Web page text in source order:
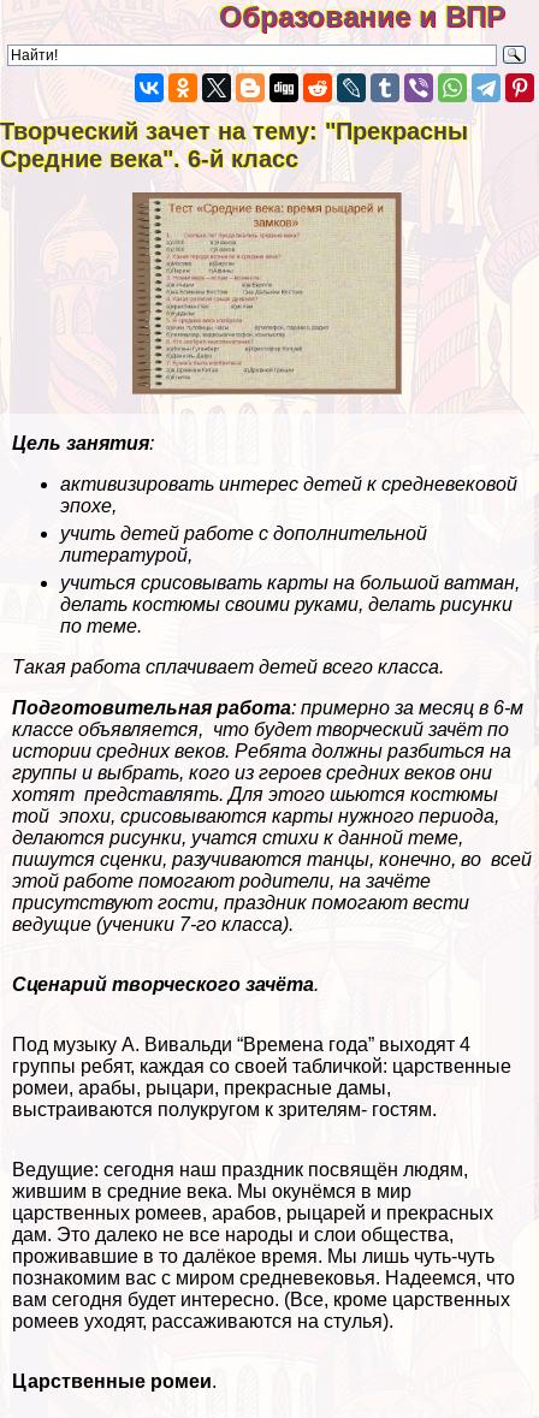
Образование и ВПР
Творческий зачет на тему: "Прекрасны
Средние века". 6-й класс
Цель занятия:
активизировать интерес детей к средневековой
эпохе,
учить детей работе с дополнительной
литературой,
учиться срисовывать карты на большой ватман,
делать костюмы своими руками, делать рисунки
по теме.
Такая работа сплачивает детей всего класса.
Подготовительная работа: примерно за месяц в 6-м
классе объявляется, что будет творческий зачёт по
истории средних веков. Ребята должны разбиться на
группы и выбрать, кого из героев средних веков они
хотят представлять. Для этого шьются костюмы
той эпохи, срисовываются карты нужного периода,
делаются рисунки, учатся стихи к данной теме,
пишутся сценки, разучиваются танцы, конечно, во всей
этой работе помогают родители, на зачёте
присутствуют гости, праздник помогают вести
ведущие (ученики 7-го класса).
Сценарий творческого зачёта.
Под музыку А. Вивальди “Времена года” выходят 4
группы ребят, каждая со своей табличкой: царственные
ромеи, аpaбы, рыцари, прекрасные дамы,
выстраиваются полукругом к зрителям- гостям.
Ведущие: сегодня наш праздник посвящён людям,
жившим в средние века. Мы окунёмся в мир
царственных ромеев, арабов, рыцарей и прекрасных
дам. Это далеко не все народы и слои общества,
проживавшие в то далёкое время. Мы лишь чуть-чуть
познакомим вас с миром средневековья. Надеемся, что
вам сегодня будет интересно. (Все, кроме царственных
ромеев уходят, рассаживаются на стулья).
Царственные ромеи.